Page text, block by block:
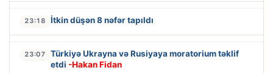
23:18 İtkin düşən 8 nəfər tapıldı
23:07
Türkiyə Ukrayna və Rusiyaya moratorium təklif
etdi -Hakan Fidan